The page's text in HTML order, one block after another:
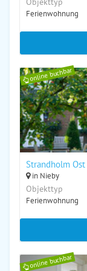
Ferienwohnung
online buchbar
Strandholm Ost
in Nieby
Objekttyp
Ferienwohnung
online buchbar